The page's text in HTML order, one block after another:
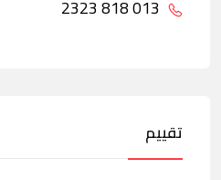
تقييم